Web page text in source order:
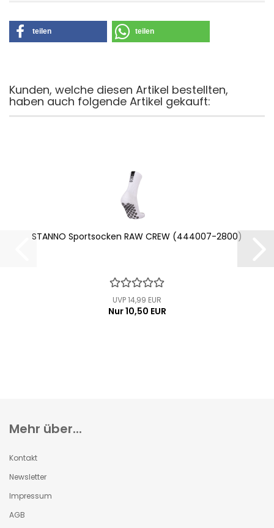
teilen teilen
Kunden, welche diesen Artikel bestellten,
haben auch folgende Artikel gekauft:
STANNO Sportsocken RAW CREW (444007-2800)
UVP 14,99 EUR
Nur 10,50 EUR
Mehr über...
Kontakt
Newsletter
Impressum
AGB